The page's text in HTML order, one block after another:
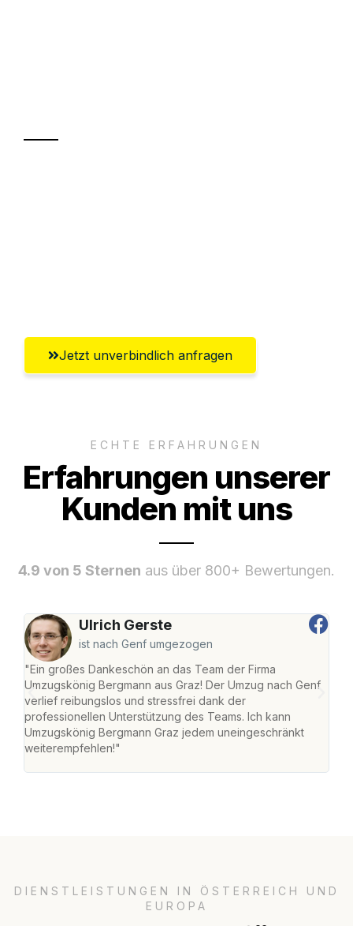
Jetzt unverbindlich anfragen
ECHTE ERFAHRUNGEN
Erfahrungen unserer
Kunden mit uns
4.9 von 5 Sternen aus über 800+ Bewertungen.
Ulrich Gerste
ist nach Genf umgezogen
"Ein großes Dankeschön an das Team der Firma
Umzugskönig Bergmann aus Graz! Der Umzug nach Genf
verlief reibungslos und stressfrei dank der
professionellen Unterstützung des Teams. Ich kann
Umzugskönig Bergmann Graz jedem uneingeschränkt
weiterempfehlen!"
DIENSTLEISTUNGEN IN ÖSTERREICH UND
EUROPA